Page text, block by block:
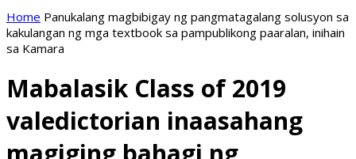
Home Panukalang magbibigay ng pangmatagalang solusyon sa
kakulangan ng mga textbook sa pampublikong paaralan, inihain
sa Kamara
Mabalasik Class of 2019
valedictorian inaasahang